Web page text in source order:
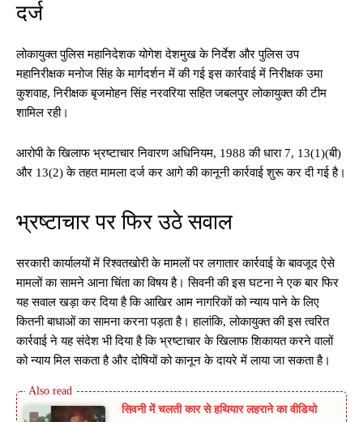
दर्ज
लोकायुक्त पुलिस महानिदेशक योगेश देशमुख के निर्देश और पुलिस उप
महानिरीक्षक मनोज सिंह के मार्गदर्शन में की गई इस कार्रवाई में निरीक्षक उमा
कुशवाह, निरीक्षक बृजमोहन सिंह नरवरिया सहित जबलपुर लोकायुक्त की टीम
शामिल रही।
आरोपी के खिलाफ भ्रष्टाचार निवारण अधिनियम, 1988 की धारा 7, 13(1)(बी)
और 13(2) के तहत मामला दर्ज कर आगे की कानूनी कार्रवाई शुरू कर दी गई है।
भ्रष्टाचार पर फिर उठे सवाल
सरकारी कार्यालयों में रिश्वतखोरी के मामलों पर लगातार कार्रवाई के बावजूद ऐसे
मामलों का सामने आना चिंता का विषय है। सिवनी की इस घटना ने एक बार फिर
यह सवाल खड़ा कर दिया है कि आखिर आम नागरिकों को न्याय पाने के लिए
कितनी बाधाओं का सामना करना पड़ता है। हालांकि, लोकायुक्त की इस त्वरित
कार्रवाई ने यह संदेश भी दिया है कि भ्रष्टाचार के खिलाफ शिकायत करने वालों
को न्याय मिल सकता है और दोषियों को कानून के दायरे में लाया जा सकता है।
सिवनी में चलती कार से हथियार लहराने का वीडियो